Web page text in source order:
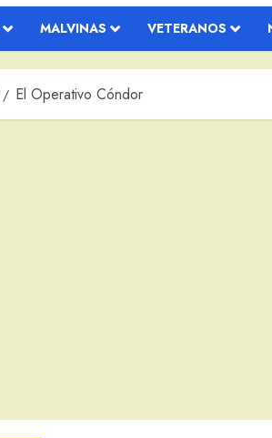
MALVINAS VETERANOS
El Operativo Cóndor